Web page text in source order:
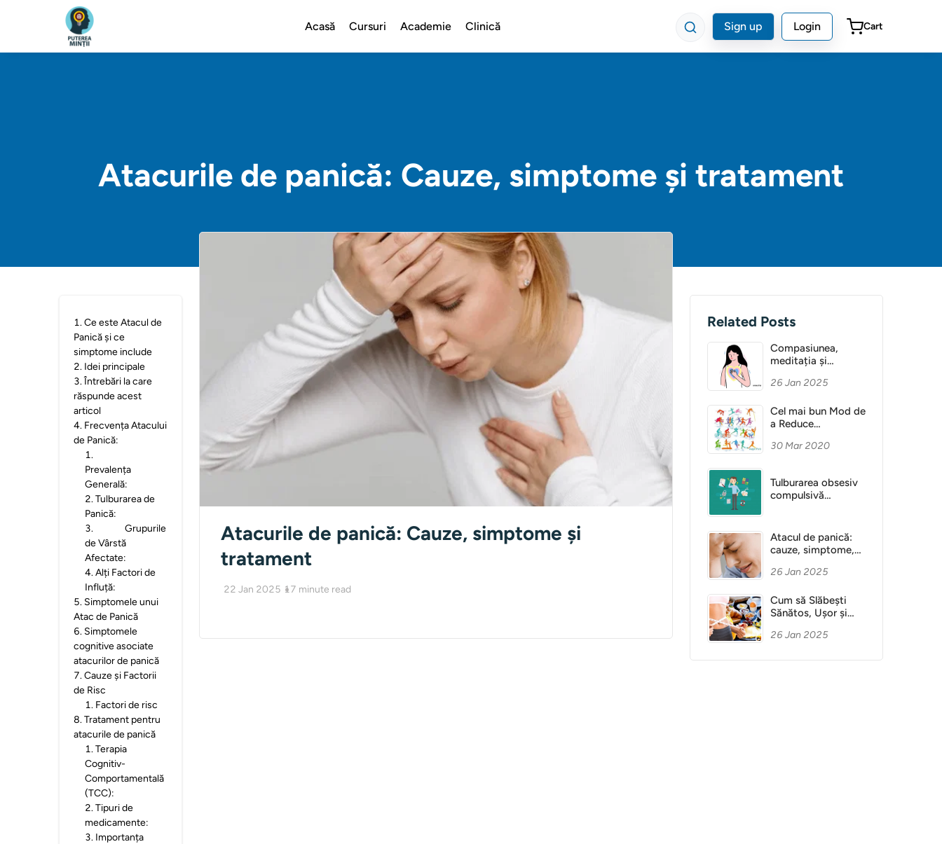
Acasă Cursuri Academie Clinică Sign up Login Cart
Atacurile de panică: Cauze, simptome și tratament
1.Ce este Atacul de
Panică și ce
simptome include
2. Idei principale
3.Întrebări la care
răspunde acest
articol
4. Frecvența Atacului
de Panică:
1.
Prevalența
Generală:
2.Tulburarea de
Panică:
3.
Grupurile
de Vârstă
Afectate:
4.Alți Factori de
Influță:
5. Simptomele unui
Atac de Panică
6. Simptomele
cognitive asociate
atacurilor de panică
7.Cauze și Factorii
de Risc
1. Factori de risc
8.Tratament pentru
atacurile de panică
1.Terapia
Cognitiv-
Comportamentală
(TCC):
2.Tipuri de
medicamente:
3. Importanța
Atacurile de panică: Cauze, simptome și
tratament
22 Jan 2025 17 minute read
Related Posts
Compasiunea,
meditația și
26 Jan 2025
Cel mai bun Mod de
a Reduce
30 Mar 2020
Tulburarea obsesiv
compulsivă
Atacul de panică:
cauze, simptome,
26 Jan 2025
Cum să Slăbești
Sănătos, Ușor și
26 Jan 2025